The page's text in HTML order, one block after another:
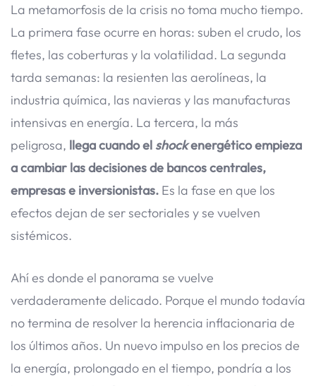
La metamorfosis de la crisis no toma mucho tiempo.
La primera fase ocurre en horas: suben el crudo, los
fletes, las coberturas y la volatilidad. La segunda
tarda semanas: la resienten las aerolíneas, la
industria química, las navieras y las manufacturas
intensivas en energía. La tercera, la más
peligrosa, llega cuando el shockenergético empieza
a cambiar las decisiones de bancos centrales,
empresas e inversionistas. Es la fase en que los
efectos dejan de ser sectoriales y se vuelven
sistémicos.
Ahí es donde el panorama se vuelve
verdaderamente delicado. Porque el mundo todavía
no termina de resolver la herencia inflacionaria de
los últimos años. Un nuevo impulso en los precios de
la energía, prolongado en el tiempo, pondría a los